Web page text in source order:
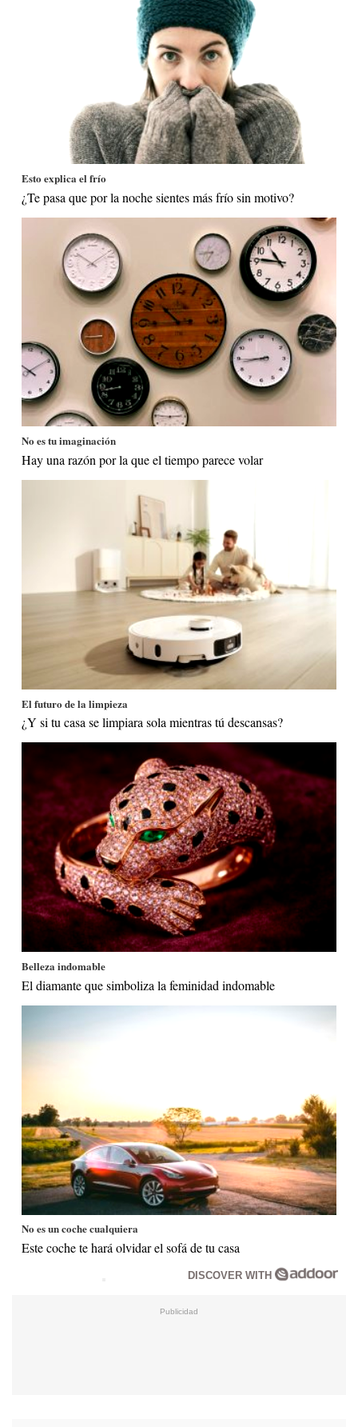
Esto explica el frío
¿Te pasa que por la noche sientes más frío sin motivo?
No es tu imaginación
Hay una razón por la que el tiempo parece volar
El futuro de la limpieza
¿Y si tu casa se limpiara sola mientras tú descansas?
Belleza indomable
El diamante que simboliza la feminidad indomable
No es un coche cualquiera
Este coche te hará olvidar el sofá de tu casa
DISCOVER WITH